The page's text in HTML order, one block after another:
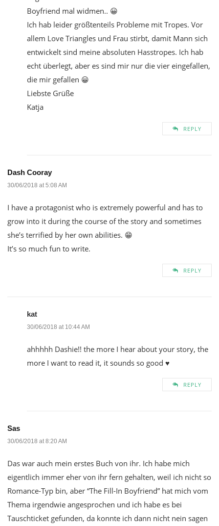
Boyfriend mal widmen.. 😀
Ich hab leider größtenteils Probleme mit Tropes. Vor
allem Love Triangles und Frau stirbt, damit Mann sich
entwickelt sind meine absoluten Hasstropes. Ich hab
echt überlegt, aber es sind mir nur die vier eingefallen,
die mir gefallen 😀
Liebste Grüße
Katja
REPLY
Dash Cooray
30/06/2018 at 5:08 AM
I have a protagonist who is extremely powerful and has to
grow into it during the course of the story and sometimes
she’s terrified by her own abilities. 😁
It’s so much fun to write.
REPLY
kat
30/06/2018 at 10:44 AM
ahhhhh Dashie!! the more I hear about your story, the
more I want to read it, it sounds so good ♥
REPLY
Sas
30/06/2018 at 8:20 AM
Das war auch mein erstes Buch von ihr. Ich habe mich
eigentlich immer eher von ihr fern gehalten, weil ich nicht so
Romance-Typ bin, aber “The Fill-In Boyfriend” hat mich vom
Thema irgendwie angesprochen und ich habe es bei
Tauschticket gefunden, da konnte ich dann nicht nein sagen